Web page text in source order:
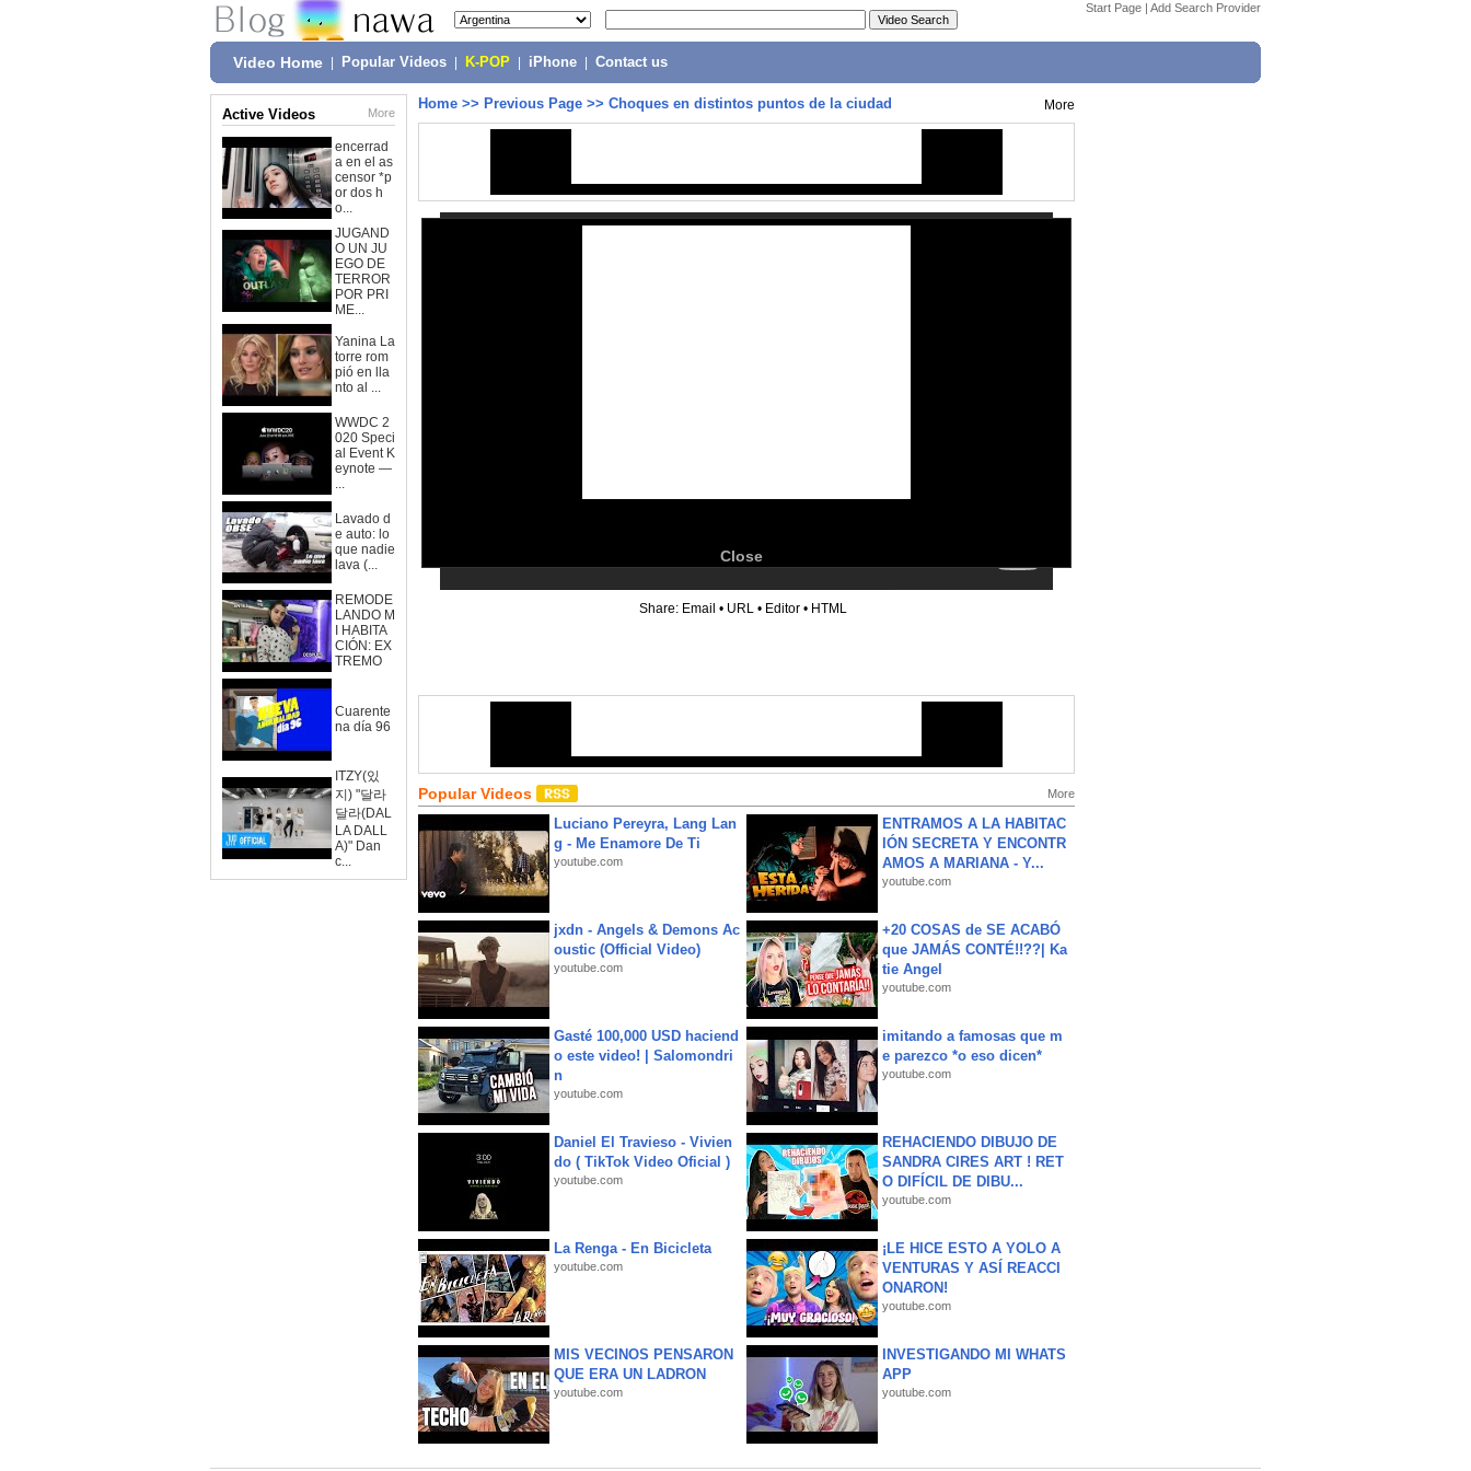
Start Page | Add Search Provider
Video Home Popular Videos K-POP iPhone Contact us
Active Videos More
encerrad
a en el as
censor *p
or dos h
o...
JUGAND
O UN JU
EGO DE
TERROR
POR PRI
ME...
Yanina La
torre rom
pió en lla
nto al ...
WWDC 2
020 Speci
al Event K
eynote —
...
Lavado d
e auto: lo
que nadie
lava (...
REMODE
LANDO M
I HABITA
CIÓN: EX
TREMO
Cuarente
na día 96
ITZY(있
지) "달라
달라(DAL
LA DALL
A)" Dan
c...
Home >> Previous Page >> Choques en distintos puntos de la ciudad More
Close
Share: Email • URL • Editor • HTML
Popular Videos More
Luciano Pereyra, Lang Lan
g - Me Enamore De Ti
youtube.com
ENTRAMOS A LA HABITAC
IÓN SECRETA Y ENCONTR
AMOS A MARIANA - Y...
youtube.com
jxdn - Angels & Demons Ac
oustic (Official Video)
youtube.com
+20 COSAS de SE ACABÓ
que JAMÁS CONTÉ!!??| Ka
tie Angel
youtube.com
Gasté 100,000 USD haciend
o este video! | Salomondri
n
youtube.com
imitando a famosas que m
e parezco *o eso dicen*
youtube.com
Daniel El Travieso - Vivien
do ( TikTok Video Oficial )
youtube.com
REHACIENDO DIBUJO DE
SANDRA CIRES ART ! RET
O DIFÍCIL DE DIBU...
youtube.com
La Renga - En Bicicleta
youtube.com
¡LE HICE ESTO A YOLO A
VENTURAS Y ASÍ REACCI
ONARON!
youtube.com
MIS VECINOS PENSARON
QUE ERA UN LADRON
youtube.com
INVESTIGANDO MI WHATS
APP
youtube.com